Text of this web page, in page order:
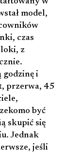
model,
czas
z
godzinę i
przerwa, 45
być
skupić się
Jednak
jeśli